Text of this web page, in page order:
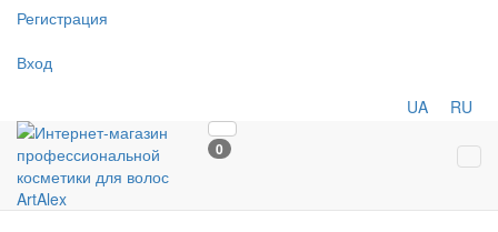
Регистрация
Вход
UA RU
0